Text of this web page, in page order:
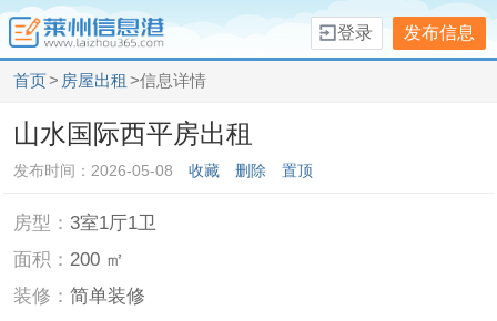
发布信息
登录
首页> 房屋出租 >信息详情
山水国际西平房出租
发布时间：2026-05-08 收藏 删除 置顶
房型：3室1厅1卫
面积： 200 ㎡
装修：简单装修